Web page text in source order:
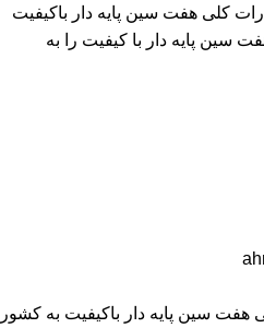
کلی هفت سین پایه دار باکیفیت
سین پایه دار با کیفیت را به
سین پایه دار باکیفیت به کشور